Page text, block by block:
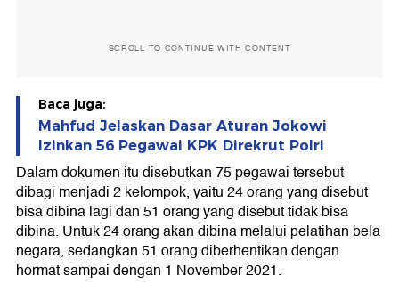
SCROLL TO CONTINUE WITH CONTENT
Baca juga:
Mahfud Jelaskan Dasar Aturan Jokowi
Izinkan 56 Pegawai KPK Direkrut Polri
Dalam dokumen itu disebutkan 75 pegawai tersebut
dibagi menjadi 2 kelompok, yaitu 24 orang yang disebut
bisa dibina lagi dan 51 orang yang disebut tidak bisa
dibina. Untuk 24 orang akan dibina melalui pelatihan bela
negara, sedangkan 51 orang diberhentikan dengan
hormat sampai dengan 1 November 2021.